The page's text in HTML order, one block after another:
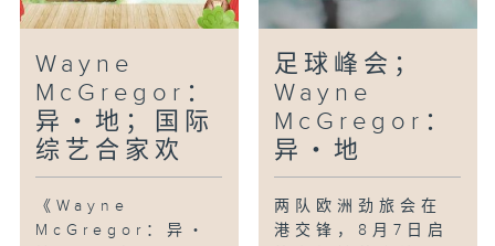
Wayne
McGregor：
异・地；国际
综艺合家欢
《Wayne
McGregor：异・
足球峰会；
Wayne
McGregor：
异・地
两队欧洲劲旅会在
港交锋，8月7日启